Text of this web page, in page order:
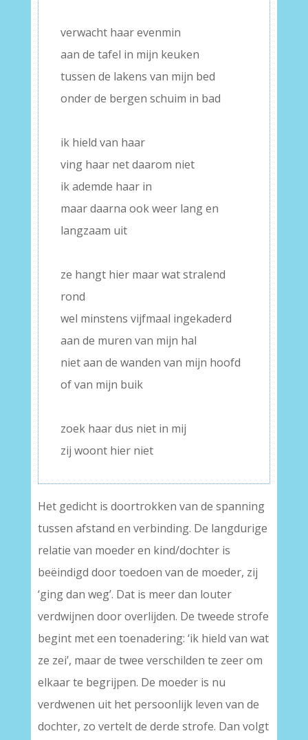
verwacht haar evenmin
aan de tafel in mijn keuken
tussen de lakens van mijn bed
onder de bergen schuim in bad
ik hield van haar
ving haar net daarom niet
ik ademde haar in
maar daarna ook weer lang en
langzaam uit
ze hangt hier maar wat stralend
rond
wel minstens vijfmaal ingekaderd
aan de muren van mijn hal
niet aan de wanden van mijn hoofd
of van mijn buik
zoek haar dus niet in mij
zij woont hier niet
Het gedicht is doortrokken van de spanning
tussen afstand en verbinding. De langdurige
relatie van moeder en kind/dochter is
beëindigd door toedoen van de moeder, zij
‘ging dan weg’. Dat is meer dan louter
verdwijnen door overlijden. De tweede strofe
begint met een toenadering: ‘ik hield van wat
ze zei’, maar de twee verschilden te zeer om
elkaar te begrijpen. De moeder is nu
verdwenen uit het persoonlijk leven van de
dochter, zo vertelt de derde strofe. Dan volgt